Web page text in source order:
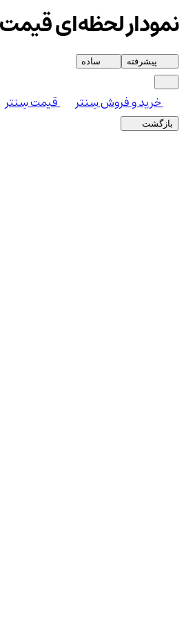
نمودار لحظه‌ای
پیشرفته ساده
خرید و فروش سِنتر قیمت سِنتر
بازگشت